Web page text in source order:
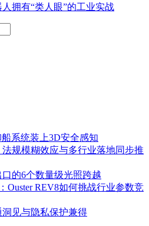
人拥有“类人眼”的工业实战
系统装上3D安全感知
法规模糊效应与多行业落地同步推
口的6个数量级光照跨越
Ouster REV8如何挑战行业参数竞
洞见与隐私保护兼得